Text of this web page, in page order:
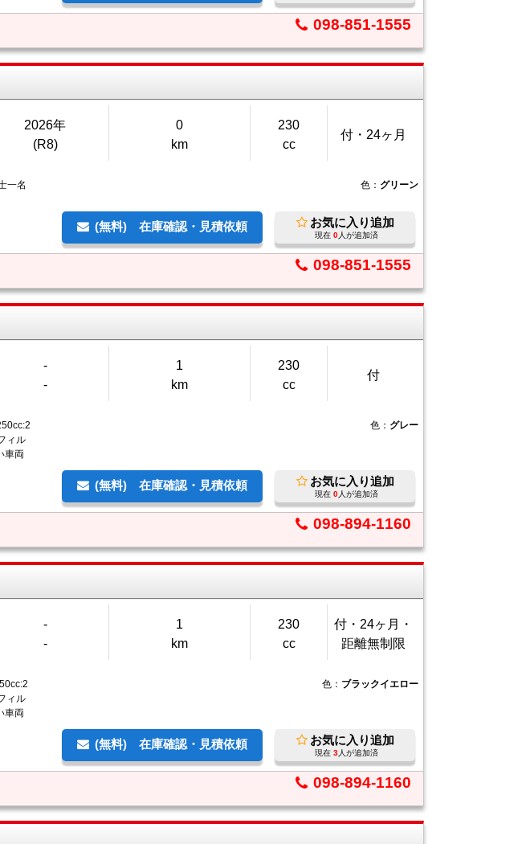
098-851-1555
2026年
(R8)
0
km
230
cc
付・24ヶ月
一名
色： グリーン
(無料) 在庫確認・見積依頼 お気に入り追加
現在 0人が追加済
098-851-1555
-
-
1
km
230
cc
付
ィル
車両
色： グレー
(無料) 在庫確認・見積依頼 お気に入り追加
現在 0人が追加済
098-894-1160
-
-
1
km
230
cc
付・24ヶ月・
距離無制限
ィル
車両
色： ブラックイエロー
(無料) 在庫確認・見積依頼 お気に入り追加
現在 3人が追加済
098-894-1160